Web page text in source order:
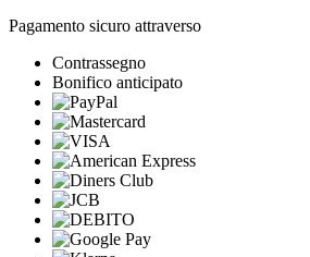
Pagamento sicuro attraverso
Contrassegno
Bonifico anticipato